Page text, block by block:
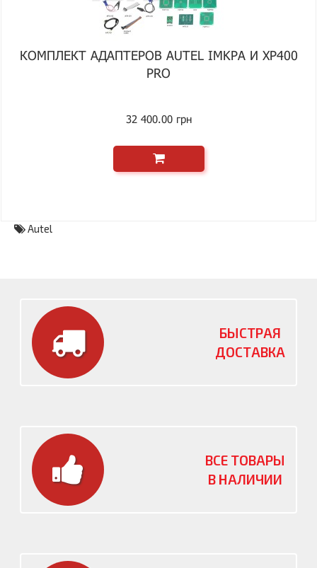
КОМПЛЕКТ АДАПТЕРОВ AUTEL IMKPA И XP400
PRO
32 400.00 грн
Autel
БЫСТРАЯ
ДОСТАВКА
ВСЕ ТОВАРЫ
В НАЛИЧИИ